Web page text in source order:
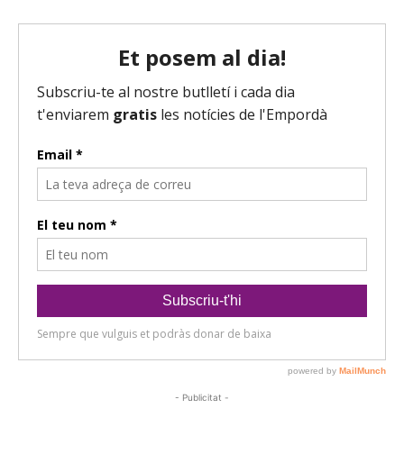
- Publicitat -